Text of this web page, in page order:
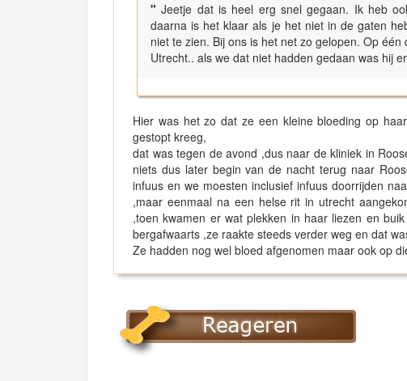
"Jeetje dat is heel erg snel gegaan. Ik heb
daarna is het klaar als je het niet in de gaten
niet te zien. Bij ons is het net zo gelopen. Op
Utrecht.. als we dat niet hadden gedaan was hij
Hier was het zo dat ze een kleine bloeding op
gestopt kreeg,
dat was tegen de avond ,dus naar de kliniek in
niets dus later begin van de nacht terug naar
infuus en we moesten inclusief infuus doorrijden
,maar eenmaal na een helse rit in utrecht
,toen kwamen er wat plekken in haar liezen en
bergafwaarts ,ze raakte steeds verder weg en dat
Ze hadden nog wel bloed afgenomen maar ook op